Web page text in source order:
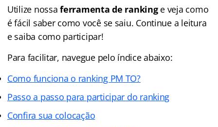
Utilize nossaferramenta de rankinge veja como
é fácil saber como você se saiu. Continue a leitura
e saiba como participar!
Para facilitar, navegue pelo índice abaixo:
Como funciona o ranking PM TO?
Passo a passo para participar do ranking
Confira sua colocação